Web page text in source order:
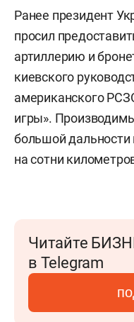
Ранее президент
просил
артиллерию и
киевского
американского
игры».
большой дальности
на сотни
Читайте
в Telegram